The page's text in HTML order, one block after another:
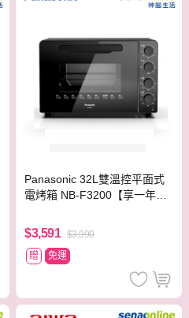
Panasonic 32L雙溫控平面式
電烤箱 NB-F3200【享一年保
$3,591 $3,990
贈
免運